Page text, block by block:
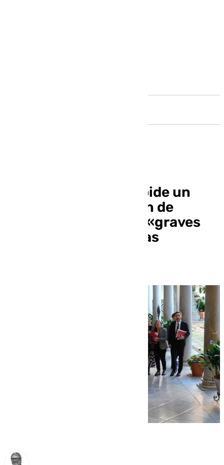
El PSOE de Granada pide un
pleno sobre la gestión de
Policía Local tras los «graves
hechos» de las últimas